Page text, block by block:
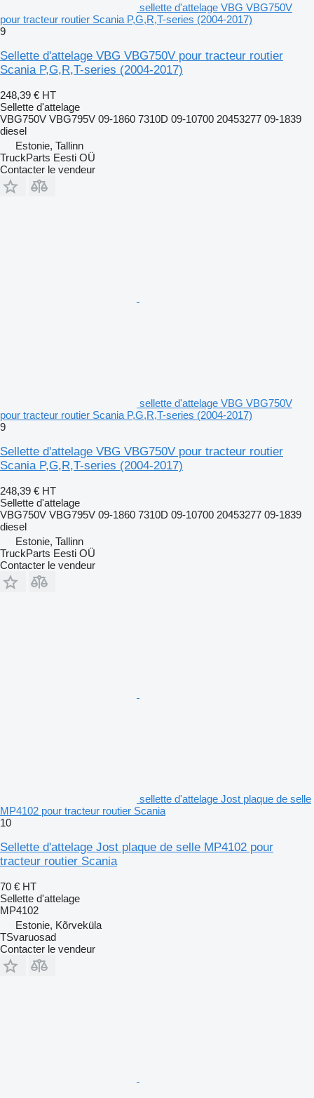
sellette d'attelage VBG VBG750V
pour tracteur routier Scania P,G,R,T-series (2004-2017)
9
Sellette d'attelage VBG VBG750V pour tracteur routier
Scania P,G,R,T-series (2004-2017)
248,39 € HT
Sellette d'attelage
VBG750V VBG795V 09-1860 7310D 09-10700 20453277 09-1839
diesel
Estonie, Tallinn
TruckParts Eesti OÜ
Contacter le vendeur
sellette d'attelage VBG VBG750V
pour tracteur routier Scania P,G,R,T-series (2004-2017)
9
Sellette d'attelage VBG VBG750V pour tracteur routier
Scania P,G,R,T-series (2004-2017)
248,39 € HT
Sellette d'attelage
VBG750V VBG795V 09-1860 7310D 09-10700 20453277 09-1839
diesel
Estonie, Tallinn
TruckParts Eesti OÜ
Contacter le vendeur
sellette d'attelage Jost plaque de selle
MP4102 pour tracteur routier Scania
10
Sellette d'attelage Jost plaque de selle MP4102 pour
tracteur routier Scania
70 € HT
Sellette d'attelage
MP4102
Estonie, Kõrveküla
TSvaruosad
Contacter le vendeur